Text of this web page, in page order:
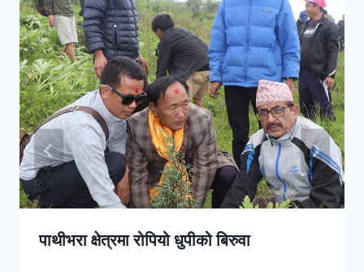
पाथीभरा क्षेत्रमा रोपियो धुपीको बिरुवा